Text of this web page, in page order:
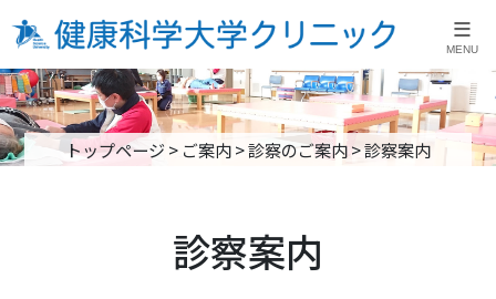
≡
MENU
トップページ > ご案内>診察のご案内>診察案内
診察案内